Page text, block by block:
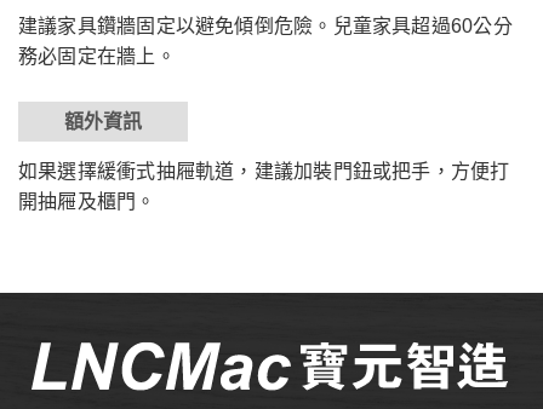
建議家具鑽牆固定以避免傾倒危險。兒童家具超過60公分
務必固定在牆上。
額外資訊
如果選擇緩衝式抽屜軌道，建議加裝門鈕或把手，方便打
開抽屜及櫃門。